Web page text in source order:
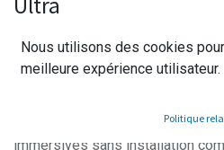
Conçu pour déployer facilement
formation, la Valise VR PICO 4
prête à l’usage. Elle permet
immersives sans installation
Nous utilisons des cookies
meilleure expérience utilisateur.
Politique